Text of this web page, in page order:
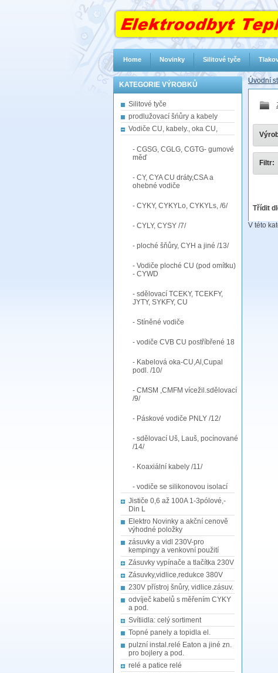
KATEGORIE VÝROBKŮ
Silitové tyče
prodlužovací šńůry a kabely
Vodiče CU, kabely., oka CU,
- CGSG, CGLG, CGTG- gumové
měď
- CY, CYA CU dráty,CSA a
ohebné vodiče
- CYKY, CYKYLo, CYKYLs, /6/
- CYLY, CYSY /7/
- ploché šňůry, CYH a jiné /13/
- Vodiče ploché CU (pod omítku)
- CYWD
- sdělovací TCEKY, TCEKFY,
JYTY, SYKFY, CU
- Stíněné vodiče
- vodiče CVB CU postříbřené 18
- Kabelová oka-CU,Al,Cupal
podl. /10/
- CMSM ,CMFM vícežil.sdělovací
/9/
- Páskové vodiče PNLY /12/
- sdělovací Uš, Lauš, pocínované
/14/
- Koaxiální kabely /11/
- vodiče se silikonovou isolací
Jističe 0,6 až 100A 1-3pólové,-
Din L
Elektro Novinky a akční cenově
výhodné položky
zásuvky a vidl 230V-pro
kempingy a venkovní použití
Zásuvky vypínače a tlačítka 230V
Zásuvky,vidlice,redukce 380V
230V přístroj šnůry, vidlice.zásuv.
odvíječ kabelů s měřením CYKY
a pod.
Svítiidla: celý sortiment
Topné panely a topidla el.
pulzní instal.relé Eaton a jiné zn.
pro bojlery a pod.
relé a patice relé
Úvodní
Filtr:
Třídit
V této
Home Novinky Silitové tyče